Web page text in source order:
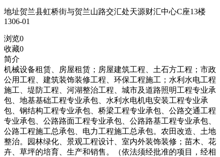
地址贺兰县虹桥街与贺兰山路交汇处天源财汇中心C座13楼
1306-01
浏览0
收藏0
简介
机械设备租赁、房屋租赁；房屋建筑工程、土石方工程；市政
公用工程、建筑装饰装修工程、环保工程施工；水利水电工程
施工、堤防工程、河湖整治工程、城市及道路照明工程专业承
包、地基基础工程专业承包、水利水电机电安装工程专业承
包、钢结构工程专业承包、桥梁工程专业承包、公路交通工程
专业承包、公路路面工程专业承包、公路路基工程专业承包、
公路工程施工总承包、电力工程施工总承包。农田改造、土地
整治。园林绿化、景观工程设计、室内外装饰装修；苗木、花
卉、草坪的培育、生产和销售。（依法须经批准的项目，经相